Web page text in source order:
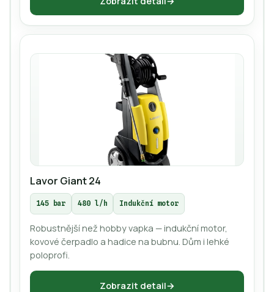
Lavor Giant 24
145 bar 480 l/h Indukční motor
Robustnější než hobby vapka — indukční motor,
kovové čerpadlo a hadice na bubnu. Dům i lehké
poloprofi.
Zobrazit detail